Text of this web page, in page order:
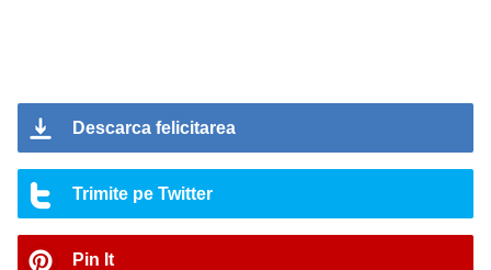
Descarca felicitarea
Trimite pe Twitter
Pin It